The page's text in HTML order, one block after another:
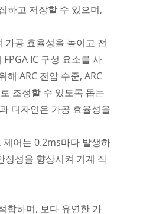
하고 저장할 수 있으며,
가공 효율성을 높이고 전
IC 구성 요소를 사
ARC 전압 수준, ARC
조정할 수 있도록 돕는
디자인은 가공 효율성을
제어는 0.2ms마다 발생하
정성을 향상시켜 기계 작
합하며, 보다 유연한 가